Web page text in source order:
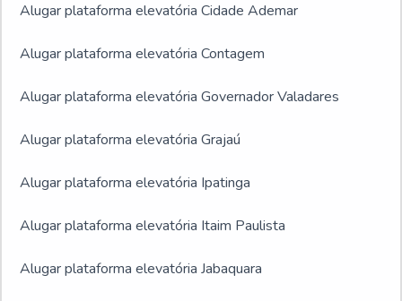
Alugar plataforma elevatória Cidade Ademar
Alugar plataforma elevatória Contagem
Alugar plataforma elevatória Governador Valadares
Alugar plataforma elevatória Grajaú
Alugar plataforma elevatória Ipatinga
Alugar plataforma elevatória Itaim Paulista
Alugar plataforma elevatória Jabaquara